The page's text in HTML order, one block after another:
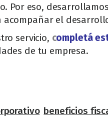
Por eso,
acompañar el
servicio, completá
de tu empresa.
beneficios